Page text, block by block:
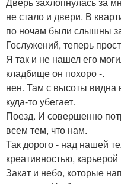
не стало и двери. В
по ночам были слышны
Гослужений, теперь
Я так и не нашел его
кладбище он похоро -.
нен. Там с высоты видна
куда-то убегает.
Поезд. И совершенно
всем тем, что нам.
Так дорого - над нашей
креативностью,
Закат и небо, которые